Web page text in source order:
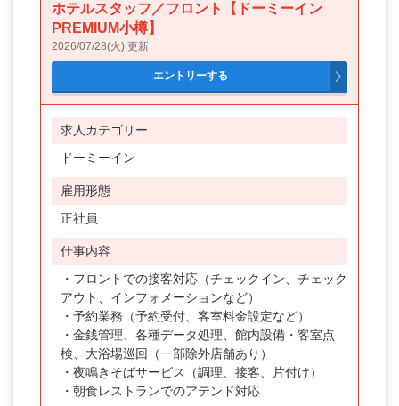
ホテルスタッフ／フロント【ドーミーイン
PREMIUM小樽】
2026/07/28(火) 更新
求人カテゴリー
ドーミーイン
雇用形態
正社員
仕事内容
・フロントでの接客対応（チェックイン、チェック
アウト、インフォメーションなど）
・予約業務（予約受付、客室料金設定など）
・金銭管理、各種データ処理、館内設備・客室点
検、大浴場巡回（一部除外店舗あり）
・夜鳴きそばサービス（調理、接客、片付け）
・朝食レストランでのアテンド対応